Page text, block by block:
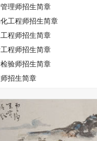
理师招生简章
工程师招生简章
程师招生简章
程师招生简章
验师招生简章
招生简章